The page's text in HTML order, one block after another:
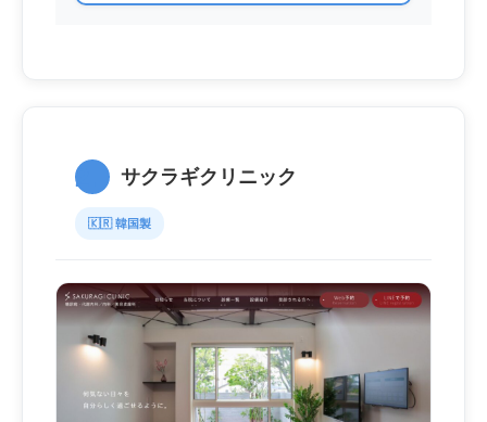
2. サクラギクリニック
🇰🇷 韓国製